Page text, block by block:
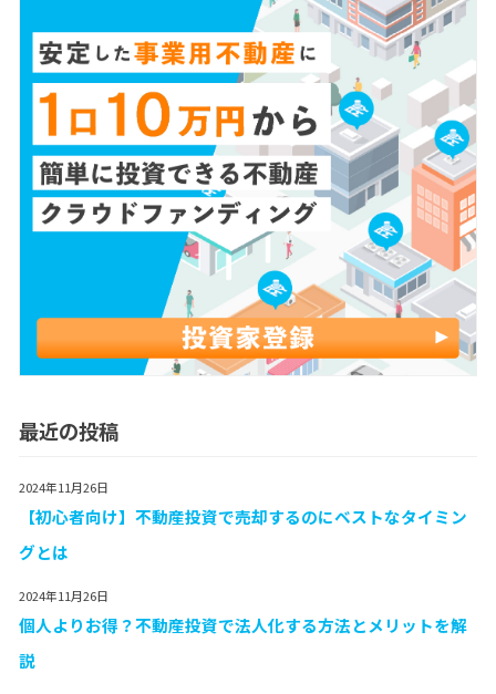
最近の投稿
2024年11月26日
【初心者向け】不動産投資で売却するのにベストなタイミン
グとは
2024年11月26日
個人よりお得？不動産投資で法人化する方法とメリットを解
説